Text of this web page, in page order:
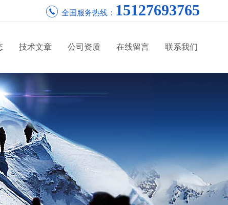
全国服务热线： 15127693765
技术文章 公司资质 在线留言 联系我们